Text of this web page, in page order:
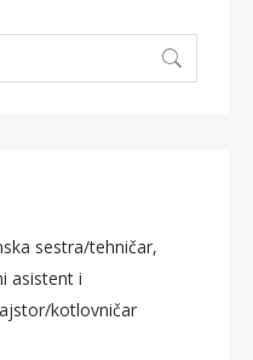
sestra/tehničar,
asistent i
kotlovničar